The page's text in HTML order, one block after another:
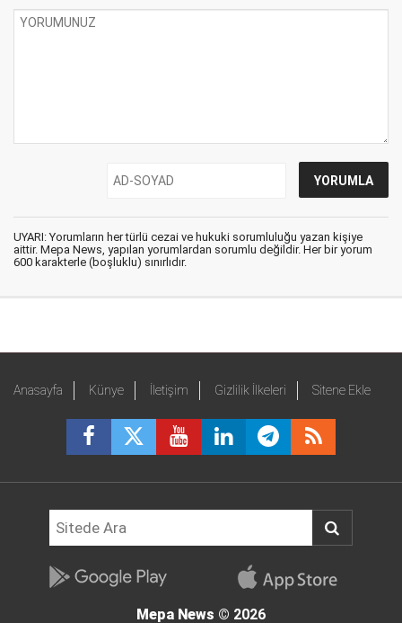
UYARI: Yorumların her türlü cezai ve hukuki sorumluluğu yazan kişiye
aittir. Mepa News, yapılan yorumlardan sorumlu değildir. Her bir yorum
600 karakterle (boşluklu) sınırlıdır.
Anasayfa Künye İletişim Gizlilik İlkeleri Sitene Ekle
Mepa News © 2026